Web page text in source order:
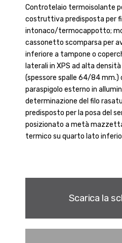
Controtelaio termoisolante
costruttiva predisposta per
intonaco/termocappotto;
cassonetto scomparsa per
inferiore a tampone o
laterali in XPS ad alta
(spessore spalle 64/84 mm.)
paraspigolo esterno in
determinazione del filo
predisposto per la posa del
posizionato a metà
termico su quarto lato
Scarica la